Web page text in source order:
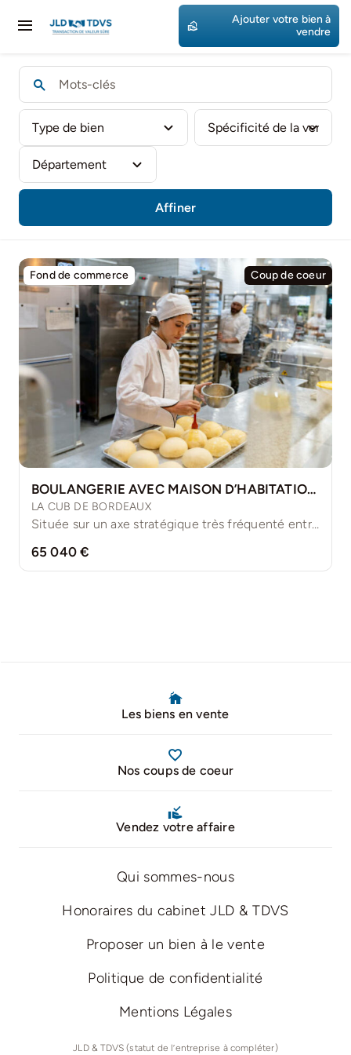
Toggle
Accueil
Nos Affaires
Votre projet
Ajouter votre bien à
vendre
Affiner
Fond de commerce Coup de coeur
BOULANGERIE AVEC MAISON D’HABITATION INDÉPENDANTE
LA CUB DE BORDEAUX
Située sur un axe stratégique très fréquenté entre les plages [...]
65 040 €
Les biens en vente
Nos coups de coeur
Vendez votre affaire
Qui sommes-nous
Honoraires du cabinet JLD & TDVS
Proposer un bien à le vente
Politique de confidentialité
Mentions Légales
JLD & TDVS (statut de l’entreprise à compléter)